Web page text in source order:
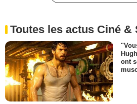
Toutes les actus Ciné &
ont